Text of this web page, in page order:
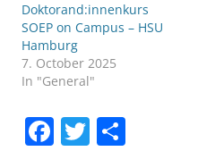
Doktorand:innenkurs
SOEP on Campus – HSU
Hamburg
7. October 2025
In "General"
F T